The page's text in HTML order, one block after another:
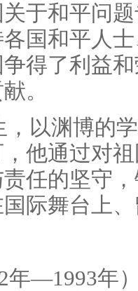
于和平问
国和平人
得了利益
。
，以渊博的
他通过对
任的坚守
际舞台上
年—1993年